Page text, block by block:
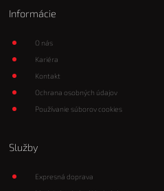
Informácie
O nás
Kariéra
Kontakt
Ochrana osobných údajov
Používanie súborov cookies
Služby
Expresná doprava